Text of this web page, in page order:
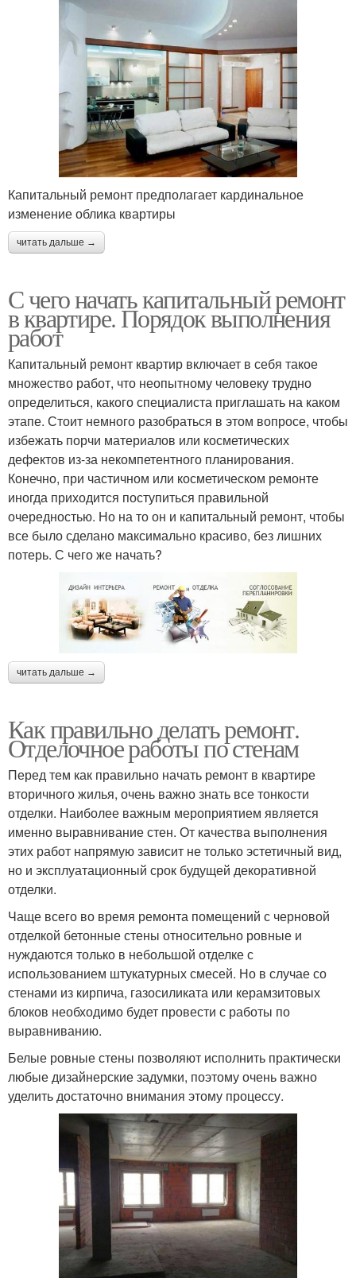
Капитальный ремонт предполагает кардинальное
изменение облика квартиры
читать дальше →
С чего начать капитальный ремонт
в квартире. Порядок выполнения
работ
Капитальный ремонт квартир включает в себя такое
множество работ, что неопытному человеку трудно
определиться, какого специалиста приглашать на каком
этапе. Стоит немного разобраться в этом вопросе, чтобы
избежать порчи материалов или косметических
дефектов из-за некомпетентного планирования.
Конечно, при частичном или косметическом ремонте
иногда приходится поступиться правильной
очередностью. Но на то он и капитальный ремонт, чтобы
все было сделано максимально красиво, без лишних
потерь. С чего же начать?
читать дальше →
Как правильно делать ремонт.
Отделочное работы по стенам
Перед тем как правильно начать ремонт в квартире
вторичного жилья, очень важно знать все тонкости
отделки. Наиболее важным мероприятием является
именно выравнивание стен. От качества выполнения
этих работ напрямую зависит не только эстетичный вид,
но и эксплуатационный срок будущей декоративной
отделки.
Чаще всего во время ремонта помещений с черновой
отделкой бетонные стены относительно ровные и
нуждаются только в небольшой отделке с
использованием штукатурных смесей. Но в случае со
стенами из кирпича, газосиликата или керамзитовых
блоков необходимо будет провести с работы по
выравниванию.
Белые ровные стены позволяют исполнить практически
любые дизайнерские задумки, поэтому очень важно
уделить достаточно внимания этому процессу.